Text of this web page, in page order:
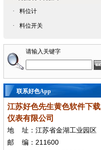
·
料位计
· 料位开关
请输入关键字
联系好色App
江苏好色先生黄色软件下载
仪表有限公司
地
址：江苏省金湖工业园区
邮
编： 211600